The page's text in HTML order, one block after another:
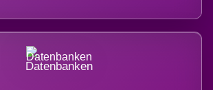
Datenbanken